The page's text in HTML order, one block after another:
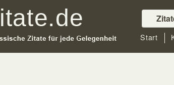
Start